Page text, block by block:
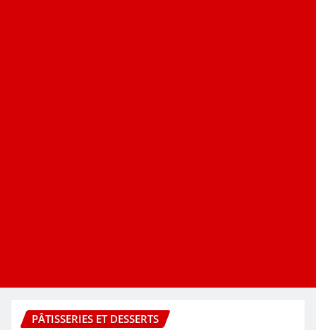
PÂTISSERIES ET DESSERTS